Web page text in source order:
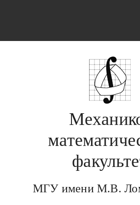
МГУ имени М.В.